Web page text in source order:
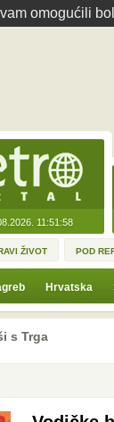
omogućili
11:51:58
ŽIVOT POD
Hrvatska
s Trga